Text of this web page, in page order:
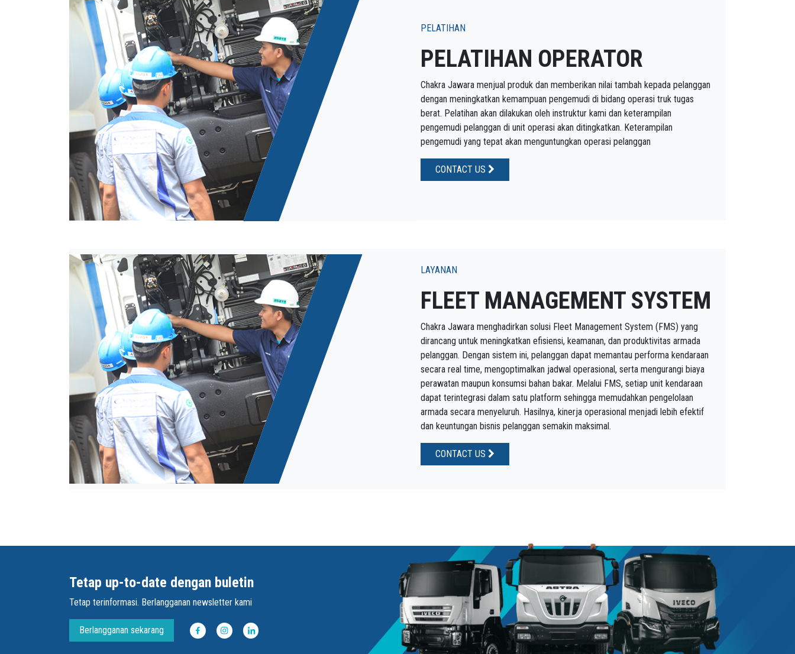
PELATIHAN
PELATIHAN OPERATOR
Chakra Jawara menjual produk dan memberikan nilai tambah kepada pelanggan
dengan meningkatkan kemampuan pengemudi di bidang operasi truk tugas
berat. Pelatihan akan dilakukan oleh instruktur kami dan keterampilan
pengemudi pelanggan di unit operasi akan ditingkatkan. Keterampilan
pengemudi yang tepat akan menguntungkan operasi pelanggan
CONTACT US
LAYANAN
FLEET MANAGEMENT SYSTEM
Chakra Jawara menghadirkan solusi Fleet Management System (FMS) yang
dirancang untuk meningkatkan efisiensi, keamanan, dan produktivitas armada
pelanggan. Dengan sistem ini, pelanggan dapat memantau performa kendaraan
secara real time, mengoptimalkan jadwal operasional, serta mengurangi biaya
perawatan maupun konsumsi bahan bakar. Melalui FMS, setiap unit kendaraan
dapat terintegrasi dalam satu platform sehingga memudahkan pengelolaan
armada secara menyeluruh. Hasilnya, kinerja operasional menjadi lebih efektif
dan keuntungan bisnis pelanggan semakin maksimal.
CONTACT US
Tetap up-to-date dengan buletin
Tetap terinformasi. Berlangganan newsletter kami
Berlangganan sekarang